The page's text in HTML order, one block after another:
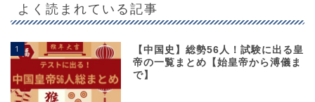
よく読まれている記事
1
【中国史】総勢56人！試験に出る皇
帝の一覧まとめ【始皇帝から溥儀ま
で】